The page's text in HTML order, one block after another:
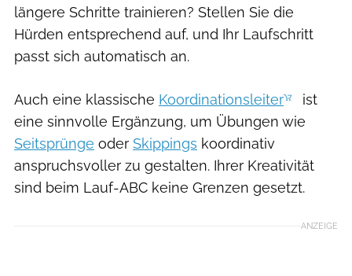
längere Schritte trainieren? Stellen Sie die
Hürden entsprechend auf, und Ihr Laufschritt
passt sich automatisch an.
Auch eine klassische Koordinationsleiter
ist
eine sinnvolle Ergänzung, um Übungen wie
Seitsprünge oder Skippings koordinativ
anspruchsvoller zu gestalten. Ihrer Kreativität
sind beim Lauf-ABC keine Grenzen gesetzt.
ANZEIGE